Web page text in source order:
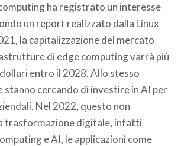
ha registrato un interesse
un report realizzato dalla Linux
la capitalizzazione del mercato
di edge computing varrà più
entro il 2028. Allo stesso
stanno cercando di investire in AI per
Nel 2022, questo non
trasformazione digitale, infatti
e AI, le applicazioni come